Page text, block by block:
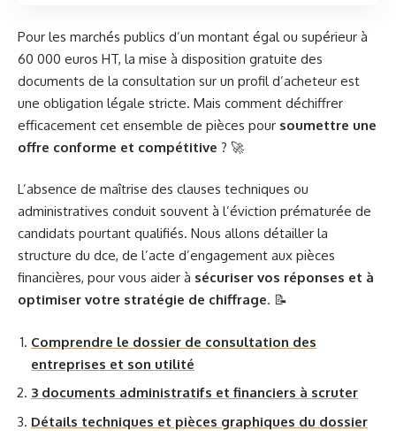
Pour les marchés publics d’un montant égal ou supérieur à
60 000 euros HT, la mise à disposition gratuite des
documents de la consultation sur un profil d’acheteur est
une obligation légale stricte. Mais comment déchiffrer
efficacement cet ensemble de pièces pour soumettre une
offre conforme et compétitive ? 🚀
L’absence de maîtrise des clauses techniques ou
administratives conduit souvent à l’éviction prématurée de
candidats pourtant qualifiés. Nous allons détailler la
structure du dce, de l’acte d’engagement aux pièces
financières, pour vous aider à sécuriser vos réponses et à
optimiser votre stratégie de chiffrage. 📝
Comprendre le dossier de consultation des
entreprises et son utilité
3 documents administratifs et financiers à scruter
Détails techniques et pièces graphiques du dossier